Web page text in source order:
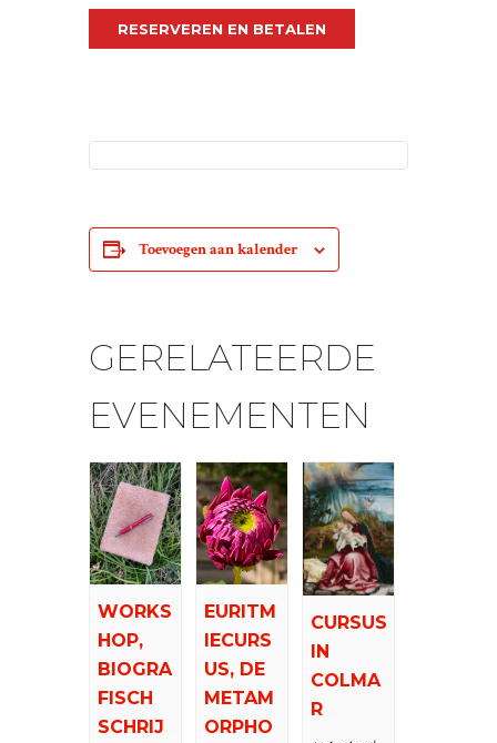
RESERVEREN EN BETALEN
Toevoegen aan kalender
GERELATEERDE
EVENEMENTEN
WORKS
HOP,
BIOGRA
FISCH
SCHRIJ
EURITM
IECURS
US, DE
METAM
ORPHO
CURSUS
IN
COLMA
R